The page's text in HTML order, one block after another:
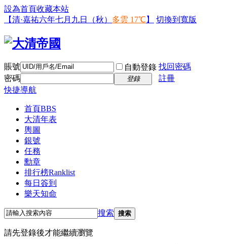
設為首頁收藏本站
【清·嘉祐六年七月九日（秋） 多雲 17℃ 】 切換到寬版
賬號 自動登錄 找回密碼
密碼
登錄
註冊
快捷導航
首頁BBS
大清年表
輿圖
銀號
任務
勳章
排行榜Ranklist
每日簽到
樂天知命
搜索 搜索
請先登錄後才能繼續瀏覽